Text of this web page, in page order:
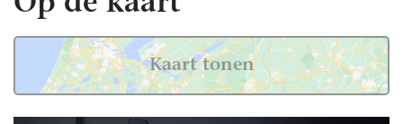
het is logisch dat je graag wilt weten wat
anderen vinden. Daarom biedt Bruiloft.nl je
de mogelijkheid om beoordelingen te lezen
van bruidsparen die al ervaring hebben met
de professionals in Almelo.
Kaart tonen